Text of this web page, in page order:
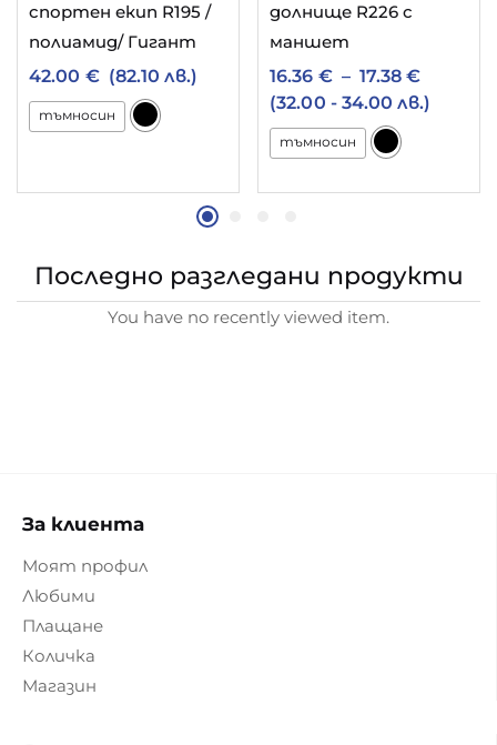
спортен екип R195 /
полиамид/ Гигант
42.00 € (82.10 лв.)
тъмносин
долнище R226 с
маншет
16.36 € – 17.38€
(32.00 - 34.00 лв.)
тъмносин
Последно разгледани продукти
You have no recently viewed item.
За клиента
Моят профил
Любими
Плащане
Количка
Магазин